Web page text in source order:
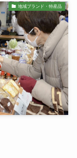
地域ブランド・特産品